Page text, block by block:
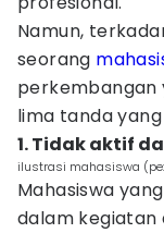
Namun,
seorang
perkembangan
lima tanda
1. Tidak aktif
ilustrasi mahasiswa
Mahasiswa
dalam kegiatan